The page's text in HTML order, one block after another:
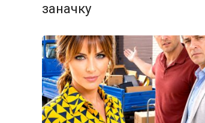
заначку